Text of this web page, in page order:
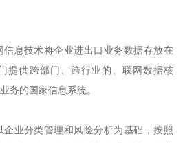
息技术将企业进出口业务数据存放在
提供跨部门、跨行业的、联网数据核
务的国家信息系统。
业分类管理和风险分析为基础，按照